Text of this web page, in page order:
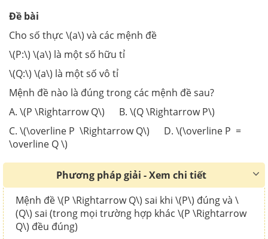
Đề bài
Cho số thực \(a\) và các mệnh đề
\(P:\) \(a\) là một số hữu tỉ
\(Q:\) \(a\) là một số vô tỉ
Mệnh đề nào là đúng trong các mệnh đề sau?
A. \(P \Rightarrow Q\) B. \(Q \Rightarrow P\)
C. \(\overline P \Rightarrow Q\) D. \(\overline P =
\overline Q \)
Phương pháp giải - Xem chi tiết
Mệnh đề \(P \Rightarrow Q\) sai khi \(P\) đúng và \
(Q\) sai (trong mọi trường hợp khác \(P \Rightarrow
Q\) đều đúng)